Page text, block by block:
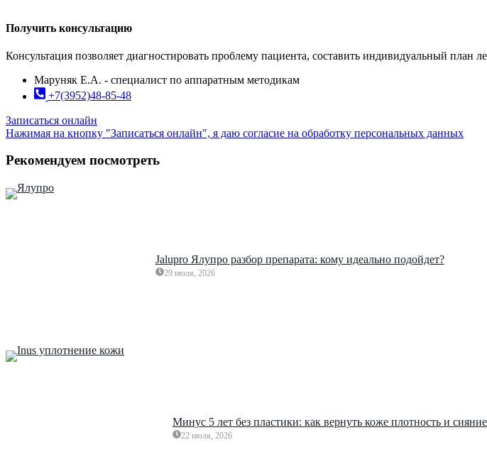
Получить консультацию
Консультация позволяет диагностировать проблему пациента, составить индивидуальный план
Маруняк Е.А. - специалист по аппаратным методикам
+7(3952)48-85-48
Записаться онлайн
Нажимая на кнопку "Записаться онлайн", я даю согласие на обработку персональных данных
Рекомендуем посмотреть
Jalupro Ялупро разбор препарата: кому идеально подойдет?
29 июля, 2026
Минус 5 лет без пластики: как вернуть коже плотность и
22 июля, 2026